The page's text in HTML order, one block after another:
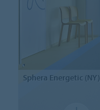
Sphera Energetic (NY)